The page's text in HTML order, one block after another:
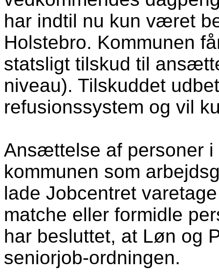
har indtil nu kun været
Holstebro. Kommunen
statsligt tilskud til
niveau). Tilskuddet
refusionssystem og vil
Ansættelse af personer
kommunen som
lade Jobcentret
matche eller formidle
har besluttet, at Løn og
seniorjob-ordningen.